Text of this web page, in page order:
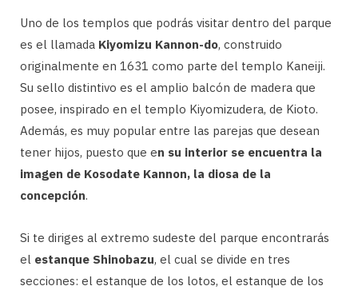
Uno de los templos que podrás visitar dentro del parque
es el llamada Kiyomizu Kannon-do, construido
originalmente en 1631 como parte del templo Kaneiji.
Su sello distintivo es el amplio balcón de madera que
posee, inspirado en el templo Kiyomizudera, de Kioto.
Además, es muy popular entre las parejas que desean
tener hijos, puesto que en su interior se encuentra la
imagen de Kosodate Kannon, la diosa de la
concepción.
Si te diriges al extremo sudeste del parque encontrarás
el estanque Shinobazu, el cual se divide en tres
secciones: el estanque de los lotos, el estanque de los